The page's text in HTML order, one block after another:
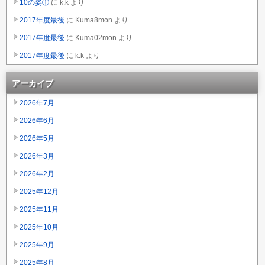
10の姿① に k.k より
2017年度最後 に Kuma8mon より
2017年度最後 に Kuma02mon より
2017年度最後 に k.k より
アーカイブ
2026年7月
2026年6月
2026年5月
2026年3月
2026年2月
2025年12月
2025年11月
2025年10月
2025年9月
2025年8月